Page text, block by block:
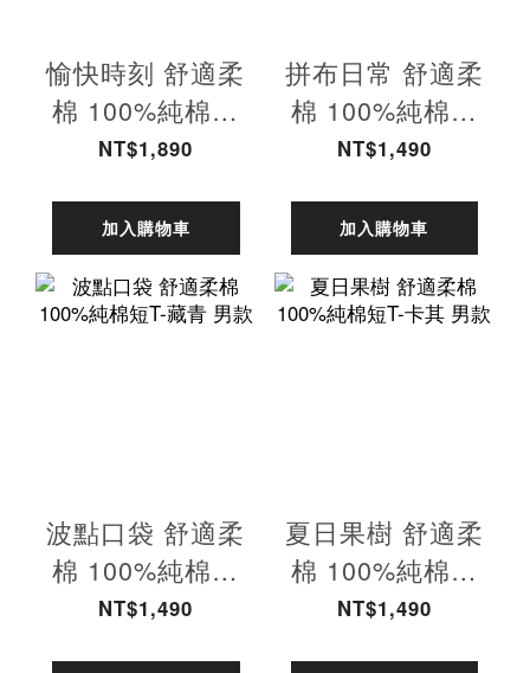
愉快時刻 舒適柔
棉 100%純棉短
T-巧克力 男款
NT$1,890
加入購物車
拼布日常 舒適柔
棉 100%純棉短
T-橄欖綠 男款
NT$1,490
加入購物車
波點口袋 舒適柔
棉 100%純棉短
T-藏青 男款
NT$1,490
夏日果樹 舒適柔
棉 100%純棉短
T-卡其 男款
NT$1,490